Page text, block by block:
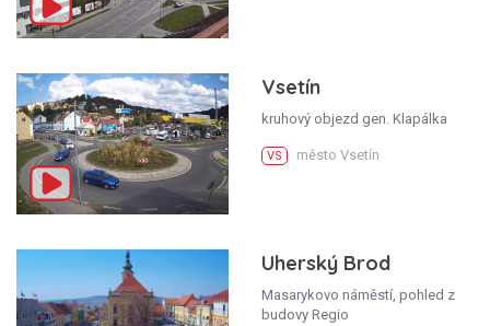
Vsetín
kruhový objezd gen. Klapálka
VS město Vsetín
Uherský Brod
Masarykovo náměstí, pohled z
budovy Regio